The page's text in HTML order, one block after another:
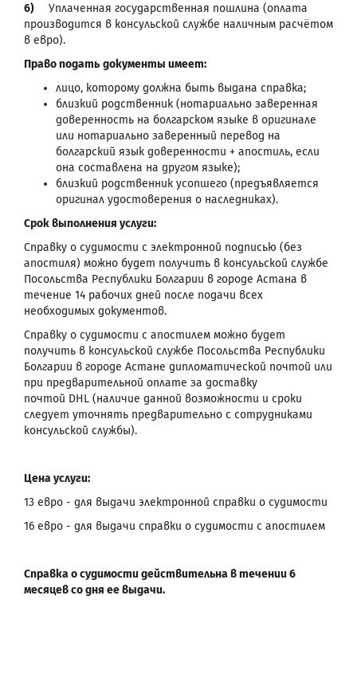
6)
Уплаченная государственная пошлина (оплата
производится в консульской службе наличным расчётом
в евро).
Право подать документы имеет:
лицо, которому должна быть выдана справка;
близкий родственник (нотариально заверенная
доверенность на болгарском языке в оригинале
или нотариально заверенный перевод на
болгарский язык доверенности + апостиль, если
она составлена на другом языке);
близкий родственник усопшего (предъявляется
оригинал удостоверения о наследниках).
Срок выполнения услуги:
Справку о судимости с электронной подписью (без
апостиля) можно будет получить в консульской службе
Посольства Республики Болгарии в городе Астана в
течение 14 рабочих дней после подачи всех
необходимых документов.
Справку о судимости с апостилем можно будет
получить в консульской службе Посольства Республики
Болгарии в городе Астане дипломатической почтой или
при предварительной оплате за доставку
почтой DHL (наличие данной возможности и сроки
следует уточнять предварительно с сотрудниками
консульской службы).
Цена услуги:
13 евро - для выдачи электронной справки о судимости
16 евро - для выдачи справки о судимости с апостилем
Справка о судимости действительна в течении 6
месяцев со дня ее выдачи.